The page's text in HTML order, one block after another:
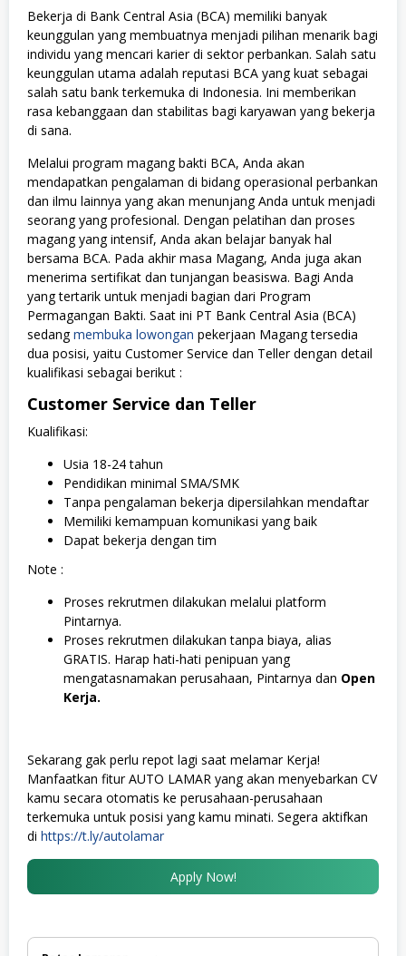
Bekerja di Bank Central Asia (BCA) memiliki banyak
keunggulan yang membuatnya menjadi pilihan menarik bagi
individu yang mencari karier di sektor perbankan. Salah satu
keunggulan utama adalah reputasi BCA yang kuat sebagai
salah satu bank terkemuka di Indonesia. Ini memberikan
rasa kebanggaan dan stabilitas bagi karyawan yang bekerja
di sana.
Melalui program magang bakti BCA, Anda akan
mendapatkan pengalaman di bidang operasional perbankan
dan ilmu lainnya yang akan menunjang Anda untuk menjadi
seorang yang profesional. Dengan pelatihan dan proses
magang yang intensif, Anda akan belajar banyak hal
bersama BCA. Pada akhir masa Magang, Anda juga akan
menerima sertifikat dan tunjangan beasiswa. Bagi Anda
yang tertarik untuk menjadi bagian dari Program
Permagangan Bakti. Saat ini PT Bank Central Asia (BCA)
sedangmembuka lowongan pekerjaan Magang tersedia
dua posisi, yaitu Customer Service dan Teller dengan detail
kualifikasi sebagai berikut :
Customer Service dan Teller
Kualifikasi:
Usia 18-24 tahun
Pendidikan minimal SMA/SMK
Tanpa pengalaman bekerja dipersilahkan mendaftar
Memiliki kemampuan komunikasi yang baik
Dapat bekerja dengan tim
Note :
Proses rekrutmen dilakukan melalui platform
Pintarnya.
Proses rekrutmen dilakukan tanpa biaya, alias
GRATIS. Harap hati-hati penipuan yang
mengatasnamakan perusahaan, Pintarnya dan Open
Kerja.
Sekarang gak perlu repot lagi saat melamar Kerja!
Manfaatkan fitur AUTO LAMAR yang akan menyebarkan CV
kamu secara otomatis ke perusahaan-perusahaan
terkemuka untuk posisi yang kamu minati. Segera aktifkan
di https://t.ly/autolamar
Apply Now!